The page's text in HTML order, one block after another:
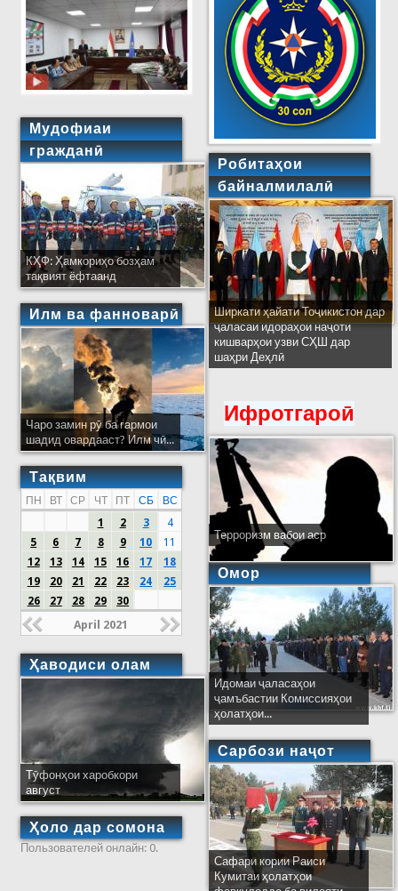
Мудофиаи
гражданӣ
КҲФ: Ҳамкориҳо бозҳам
тақвият ёфтаанд
Илм ва фанноварӣ
Чаро замин рӯ ба гармои
шадид овардааст? Илм чӣ...
Тақвим
ПН ВТ СР ЧТ ПТ СБ
ВС
1
2 3
4
5
6 7 8 9 10
11
12
13 14 15 16 17
18
19
20 21 22 23 24
25
26
27 28 29 30
April 2021
Ҳаводиси олам
Тӯфонҳои харобкори
август
Ҳоло дар сомона
Пользователей онлайн: 0.
Робитаҳои
байналмилалӣ
Ширкати ҳайати Тоҷикистон дар
ҷаласаи идораҳои наҷоти
кишварҳои узви СҲШ дар
шаҳри Деҳлӣ
Ифротгароӣ
Терроризм вабои аср
Омор
Идомаи ҷаласаҳои
ҷамъбастии Комиссияҳои
ҳолатҳои...
Сарбози наҷот
Сафари кории Раиси
Кумитаи ҳолатҳои